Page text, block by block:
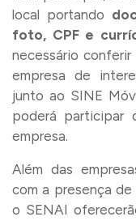
local portando
foto, CPF e
necessário
empresa de
junto ao SINE
poderá participar
empresa.
Além das
com a presença
o SENAI